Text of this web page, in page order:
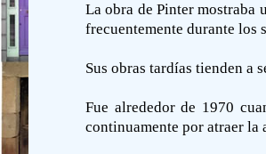
La obra de Pinter mostraba
frecuentemente durante los
Sus obras tardías tienden a
Fue alrededor de 1970
continuamente por atraer la